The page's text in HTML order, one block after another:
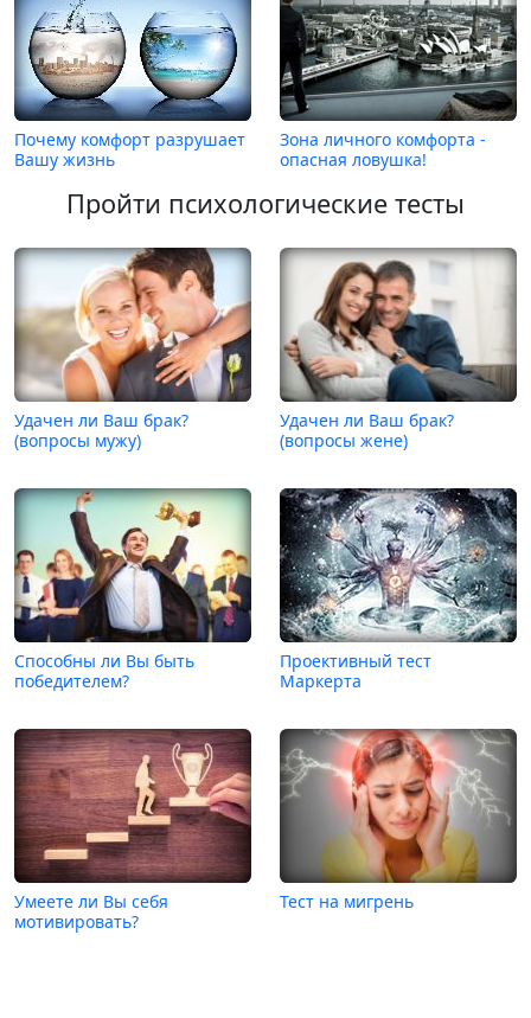
Почему комфорт разрушает
Вашу жизнь
Зона личного комфорта -
опасная ловушка!
Пройти психологические тесты
Удачен ли Ваш брак?
(вопросы мужу)
Удачен ли Ваш брак?
(вопросы жене)
Способны ли Вы быть
победителем?
Проективный тест
Маркерта
Умеете ли Вы себя
мотивировать?
Тест на мигрень